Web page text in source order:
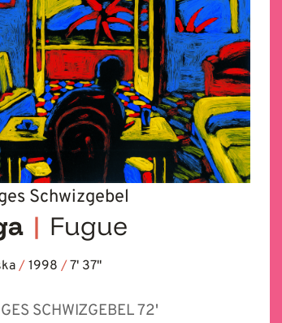
Schwizgebel
| Fugue
/ 1998/7' 37''
SCHWIZGEBEL 72'